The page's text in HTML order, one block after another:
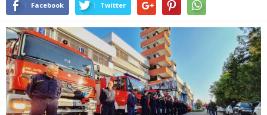
Facebook Twitter